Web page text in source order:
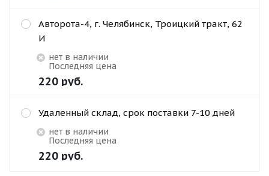
Авторота-4, г. Челябинск, Троицкий тракт, 62
И
Нет в наличии
Последняя цена
220 руб.
Удаленный склад, срок поставки 7-10 дней
Нет в наличии
Последняя цена
220 руб.